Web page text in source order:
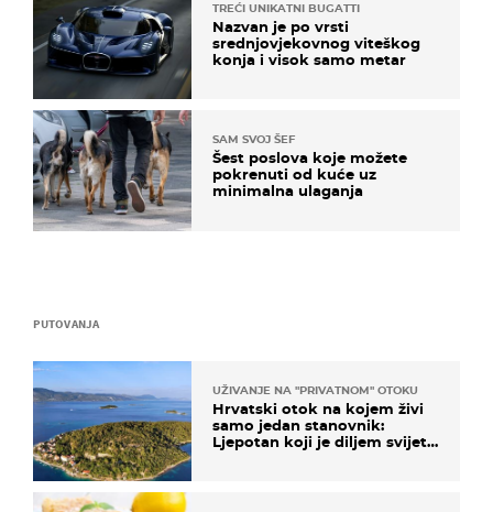
PUTOVANJA
UŽIVANJE NA "PRIVATNOM" OTOKU
Hrvatski otok na kojem živi
samo jedan stanovnik:
Ljepotan koji je diljem svijeta
TREĆI UNIKATNI BUGATTI
Nazvan je po vrsti
srednjovjekovnog viteškog
konja i visok samo metar
SAM SVOJ ŠEF
Šest poslova koje možete
pokrenuti od kuće uz
minimalna ulaganja